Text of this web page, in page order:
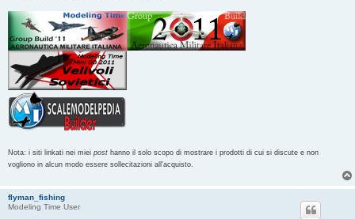
Nota: i siti linkati nei miei post hanno il solo scopo di mostrare i prodotti di cui si discute e non
vogliono in alcun modo essere sollecitazioni all'acquisto.
flyman_fishing
Modeling Time User